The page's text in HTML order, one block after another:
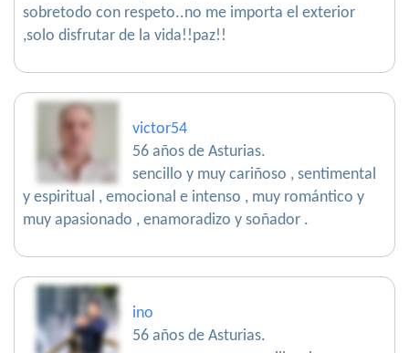
sobretodo con respeto..no me importa el exterior
,solo disfrutar de la vida!!paz!!
victor54
56 años de Asturias.
sencillo y muy cariñoso , sentimental
y espiritual , emocional e intenso , muy romántico y
muy apasionado , enamoradizo y soñador .
ino
56 años de Asturias.